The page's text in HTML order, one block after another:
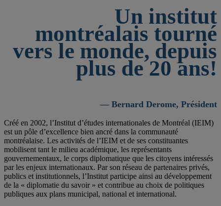
Un institut
montréalais tourné
vers le monde, depuis
plus de 20 ans!
— Bernard Derome, Président
Créé en 2002, l’Institut d’études internationales de Montréal (IEIM)
est un pôle d’excellence bien ancré dans la communauté
montréalaise. Les activités de l’IEIM et de ses constituantes
mobilisent tant le milieu académique, les représentants
gouvernementaux, le corps diplomatique que les citoyens intéressés
par les enjeux internationaux. Par son réseau de partenaires privés,
publics et institutionnels, l’Institut participe ainsi au développement
de la « diplomatie du savoir » et contribue au choix de politiques
publiques aux plans municipal, national et international.